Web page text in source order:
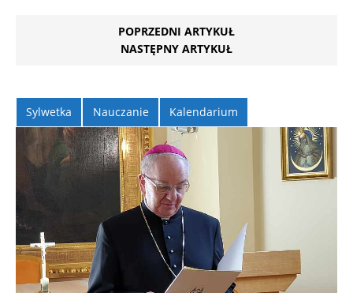
POPRZEDNI ARTYKUŁ
NASTĘPNY ARTYKUŁ
Sylwetka Nauczanie Kalendarium